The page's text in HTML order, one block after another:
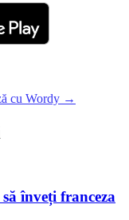
cu Wordy →
înveți franceza